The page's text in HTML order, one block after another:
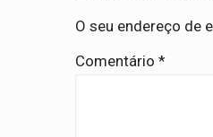
O seu endereço de
Comentário *